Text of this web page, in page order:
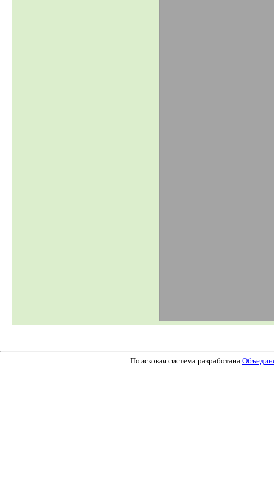
Поисковая система разработана